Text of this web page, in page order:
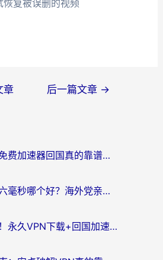
复被误删的视频
章 后一篇文章 →
海外党必看：免费加速器回国真的靠谱吗？3步教你选到好用的归雁替代
Quickback和六毫秒哪个好？海外党亲测：选对回国加速器，无缝刷剧办公不再愁
海外党别踩坑！永久VPN下载+回国加速器选择指南，无缝刷国内剧游戏支付